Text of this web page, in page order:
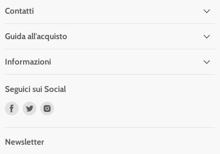
Contatti
Guida all'acquisto
Informazioni
Seguici sui Social
Trovaci
Trovaci
Newsletter